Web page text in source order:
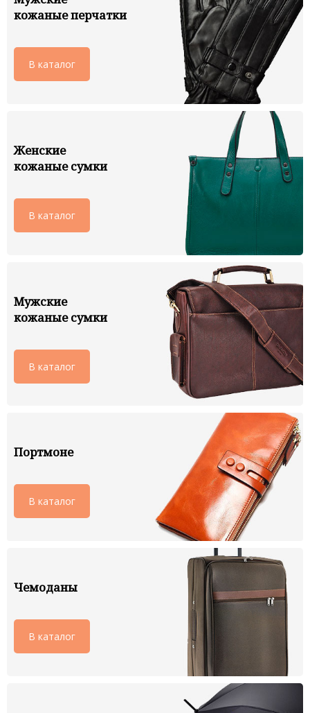
кожаные перчатки
В каталог
Женские
кожаные сумки
В каталог
Мужские
кожаные сумки
В каталог
Портмоне
В каталог
Чемоданы
В каталог